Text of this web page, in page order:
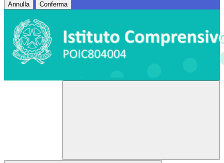
Annulla Conferma